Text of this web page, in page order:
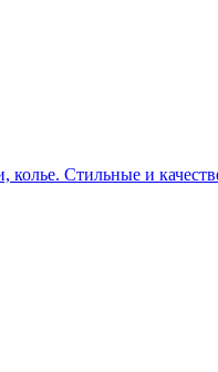
Стильные и